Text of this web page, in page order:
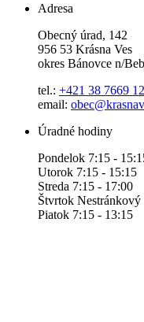
Adresa
Obecný úrad, 142
956 53 Krásna Ves
okres Bánovce n/
tel.: +421 38 7669
email:
Úradné hodiny
Pondelok 7:15 -
Utorok 7:15 - 15:15
Streda 7:15 - 17:00
Štvrtok Nestránkový
Piatok 7:15 - 13:15